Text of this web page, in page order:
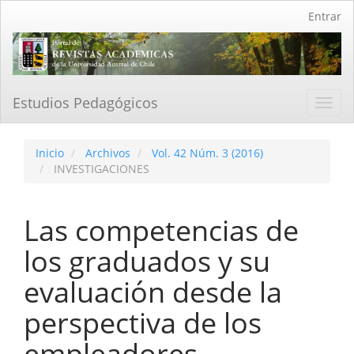
Contenido
principal
Barra
Entrar
Estudios Pedagógicos
Inicio Archivos
Vol. 42 Núm. 3 (2016)
INVESTIGACIONES
Las competencias de
los graduados y su
evaluación desde la
perspectiva de los